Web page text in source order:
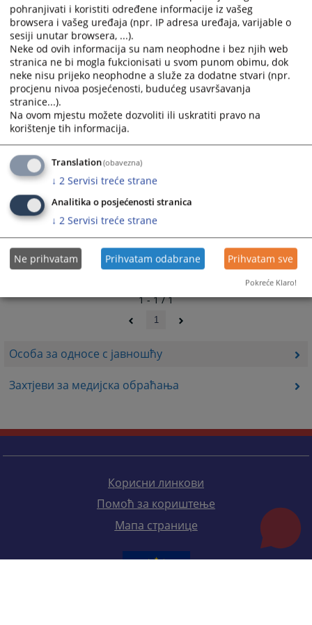
Особа за односе с јавношћу
Захтјеви за медијска обраћања
1 - 1 / 1
1
Корисни линкови
Помоћ за кориштење
Мапа странице
pohranjivati i koristiti određene informacije iz vašeg
browsera i vašeg uređaja (npr. IP adresa uređaja, varijable o
sesiji unutar browsera, ...).
Neke od ovih informacija su nam neophodne i bez njih web
stranica ne bi mogla fukcionisati u svom punom obimu, dok
neke nisu prijeko neophodne a služe za dodatne stvari (npr.
procjenu nivoa posjećenosti, budućeg usavršavanja
stranice...).
Na ovom mjestu možete dozvoliti ili uskratiti pravo na
korištenje tih informacija.
Translation(obavezna)
↓ 2 Servisi treće strane
Analitika o posjećenosti stranica
↓ 2 Servisi treće strane
Ne prihvatam Prihvatam odabrane Prihvatam sve
Pokreće Klaro!